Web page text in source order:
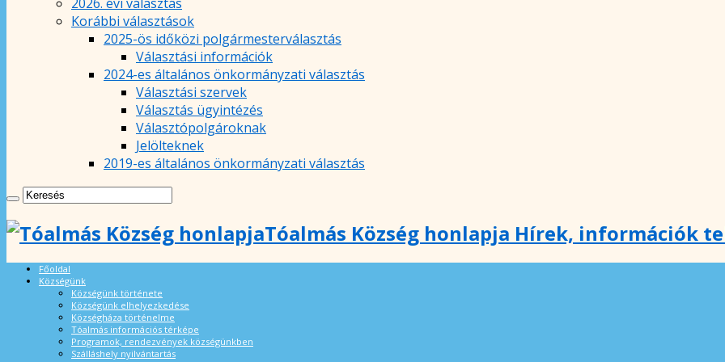
Korábbi választások
2025-ös időközi polgármesterválasztás
Választási információk
2024-es általános önkormányzati választás
Választási szervek
Választás ügyintézés
Választópolgároknak
Jelölteknek
2019-es általános önkormányzati választás
Tóalmás Község honlapja Hírek, információk
Főoldal
Községünk
Községünk története
Községünk elhelyezkedése
Községháza történelme
Tóalmás információs térképe
Programok, rendezvények községünkben
Szálláshely nyilvántartás